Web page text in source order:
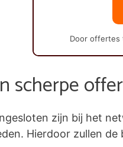
Door offertes
scherpe
zijn bij het
Hierdoor zullen